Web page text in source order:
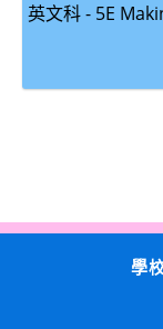
英文科 - 5E
學